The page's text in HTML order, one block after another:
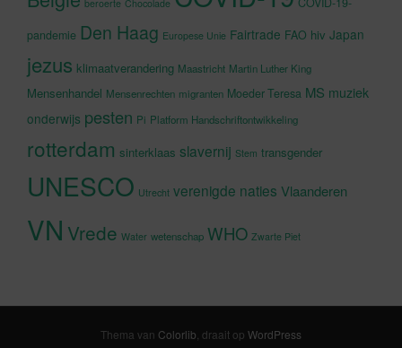
beroerte Chocolade
pandemie Den Haag Europese Unie Fairtrade FAO hiv Japan
jezus klimaatverandering Maastricht Martin Luther King
Mensenhandel Mensenrechten migranten Moeder Teresa MS muziek
onderwijs pesten Pi Platform Handschriftontwikkeling
rotterdam sinterklaas slavernij Stem transgender
UNESCO Utrecht verenigde naties Vlaanderen
VN Vrede Water wetenschap WHO Zwarte Piet
Thema van Colorlib , draait op WordPress